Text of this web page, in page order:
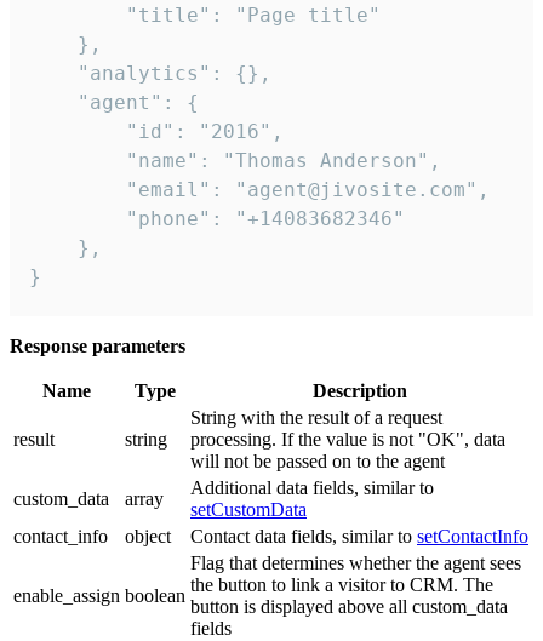
        "title": "Page title"
    },
    "analytics": {},
    "agent": {
        "id": "2016",
        "name": "Thomas Anderson",
        "email": "agent@jivosite.com",
        "phone": "+14083682346"
    },
}
Response parameters
Name Type Description
result string
String with the result of a request
processing. If the value is not "OK", data
will not be passed on to the agent
custom_data
array
Additional data fields, similar to
setCustomData
contact_info
object Contact data fields, similar to setContactInfo
enable_assign boolean
Flag that determines whether the agent sees
the button to link a visitor to CRM. The
button is displayed above all custom_data
fields